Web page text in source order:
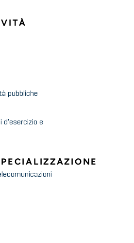
pubbliche
d'esercizio e